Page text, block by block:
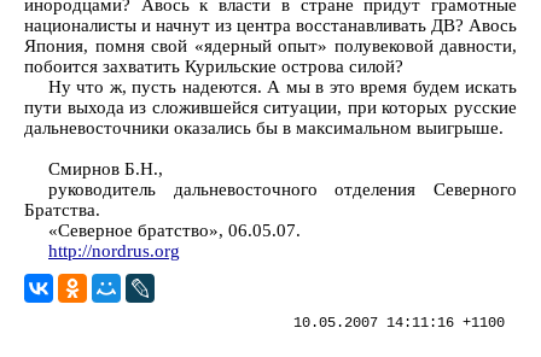
инородцами? Авось к власти в стране придут грамотные
националисты и начнут из центра восстанавливать ДВ? Авось
Япония, помня свой «ядерный опыт» полувековой давности,
побоится захватить Курильские острова силой?
Ну что ж, пусть надеются. А мы в это время будем искать
пути выхода из сложившейся ситуации, при которых русские
дальневосточники оказались бы в максимальном выигрыше.
Смирнов Б.Н.,
руководитель дальневосточного отделения Северного
Братства.
«Северное братство», 06.05.07.
http://nordrus.org
10.05.2007 14:11:16 +1100